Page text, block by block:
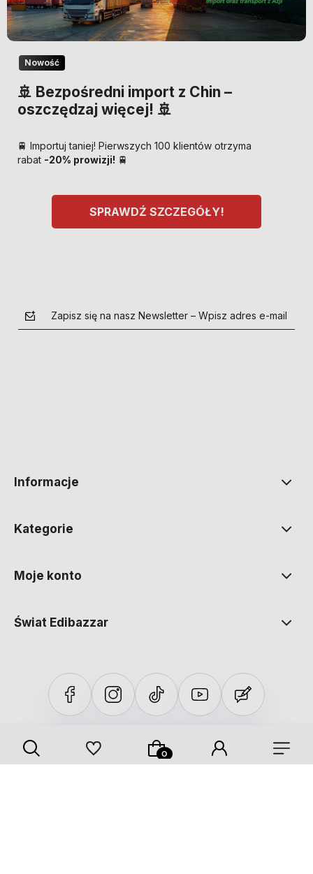
Nowość
🚢 Bezpośredni import z Chin –
oszczędzaj więcej! 🚢
🚆 Importuj taniej! Pierwszych 100 klientów otrzyma
rabat -20% prowizji! 🚆
SPRAWDŹ SZCZEGÓŁY!
Zapisz się na nasz Newsletter – Wpisz adres e-mail
Informacje
Kategorie
Moje konto
Świat Edibazzar
od GrowCommerce